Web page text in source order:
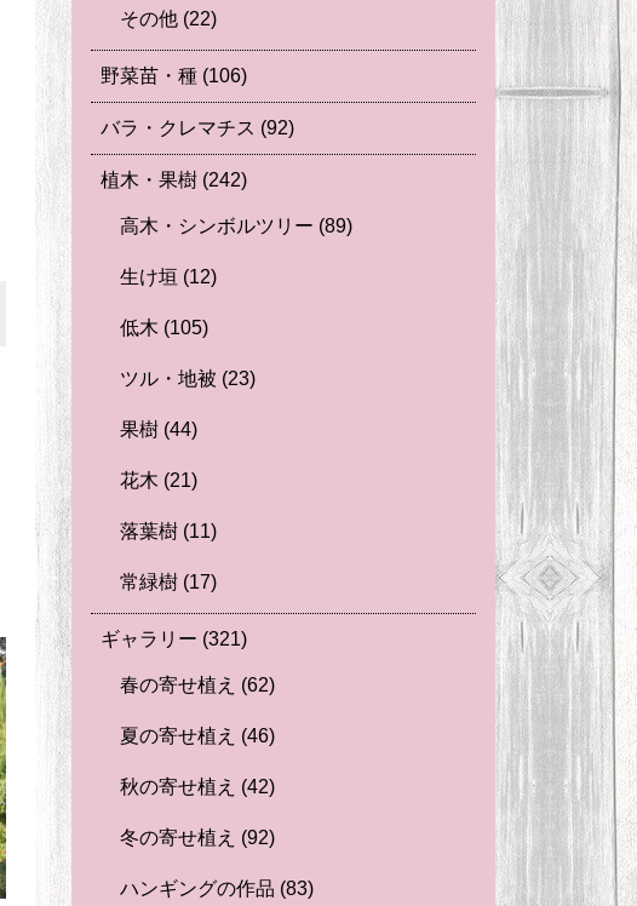
その他 (22)
野菜苗・種 (106)
バラ・クレマチス (92)
植木・果樹 (242)
高木・シンボルツリー (89)
生け垣 (12)
低木 (105)
ツル・地被 (23)
果樹 (44)
花木 (21)
落葉樹 (11)
常緑樹 (17)
ギャラリー (321)
春の寄せ植え (62)
夏の寄せ植え (46)
秋の寄せ植え (42)
冬の寄せ植え (92)
ハンギングの作品 (83)